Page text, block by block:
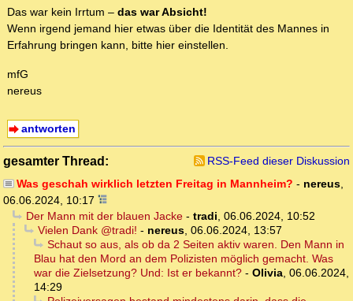
Das war kein Irrtum – das war Absicht!
Wenn irgend jemand hier etwas über die Identität des Mannes in
Erfahrung bringen kann, bitte hier einstellen.
mfG
nereus
antworten
gesamter Thread:
RSS-Feed dieser Diskussion
Was geschah wirklich letzten Freitag in Mannheim? - nereus,
06.06.2024, 10:17
Der Mann mit der blauen Jacke- tradi, 06.06.2024, 10:52
Vielen Dank @tradi! - nereus, 06.06.2024, 13:57
Schaut so aus, als ob da 2 Seiten aktiv waren. Den Mann in
Blau hat den Mord an dem Polizisten möglich gemacht. Was
war die Zielsetzung? Und: Ist er bekannt? - Olivia, 06.06.2024,
14:29